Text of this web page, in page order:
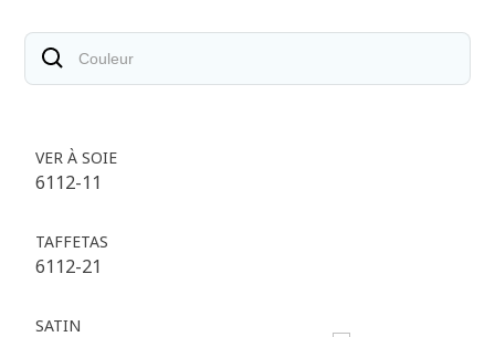
VER À SOIE
6112-11
TAFFETAS
6112-21
SATIN